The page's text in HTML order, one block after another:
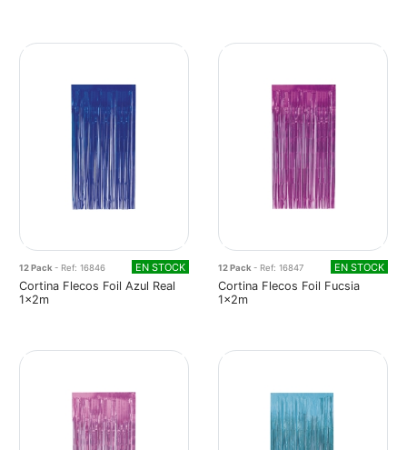
12 Pack- Ref: 16846 EN STOCK
Cortina Flecos Foil Azul Real
1x2m
12 Pack- Ref: 16847 EN STOCK
Cortina Flecos Foil Fucsia
1x2m